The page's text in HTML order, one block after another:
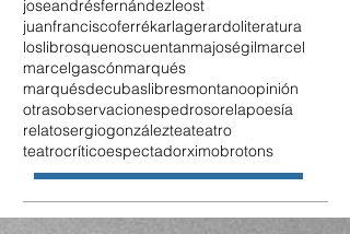
joseandrésfernándezleost
juanfranciscoferrékarlagerardoliteratura
loslibrosquenoscuentanmajoségilmarcel
marcelgascónmarqués
marquésdecubaslibresmontanoopinión
otrasobservacionespedrosorelapoesía
relatosergiogonzálezteateatro
teatrocríticoespectadorximobrotons